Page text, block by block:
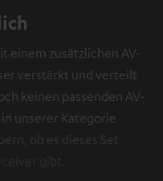
einem zusätzlichen AV-
verstärkt und verteilt
keinen passenden AV-
unserer Kategorie
ob es dieses Set